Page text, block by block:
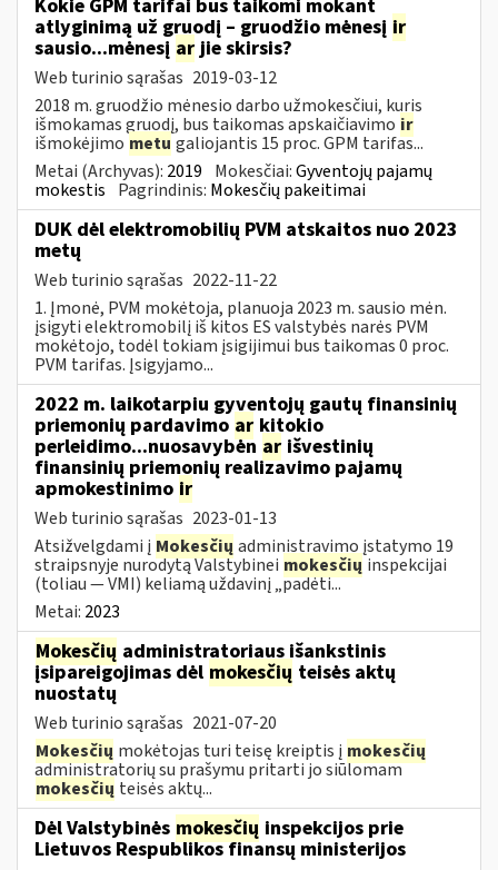
Kokie GPM tarifai bus taikomi mokant
atlyginimą už gruodį – gruodžio mėnesį ir
sausio...mėnesį arjie skirsis?
Web turinio sąrašas 2019-03-12
2018 m. gruodžio mėnesio darbo užmokesčiui, kuris
išmokamas gruodį, bus taikomas apskaičiavimo ir
išmokėjimo metu galiojantis 15 proc. GPM tarifas...
Metai (Archyvas): 2019 Mokesčiai:Gyventojų pajamų
mokestis Pagrindinis: Mokesčių pakeitimai
DUK dėl elektromobilių PVM atskaitos nuo 2023
metų
Web turinio sąrašas 2022-11-22
1. Įmonė, PVM mokėtoja, planuoja 2023 m. sausio mėn.
įsigyti elektromobilį iš kitos ES valstybės narės PVM
mokėtojo, todėl tokiam įsigijimui bus taikomas 0 proc.
PVM tarifas. Įsigyjamo...
2022 m. laikotarpiu gyventojų gautų finansinių
priemonių pardavimo ar kitokio
perleidimo...nuosavybėn ar išvestinių
finansinių priemonių realizavimo pajamų
apmokestinimo ir
Web turinio sąrašas 2023-01-13
Atsižvelgdami į Mokesčių administravimo įstatymo 19
straipsnyje nurodytą Valstybinei mokesčių inspekcijai
(toliau — VMI) keliamą uždavinį „padėti...
Metai: 2023
Mokesčių administratoriaus išankstinis
įsipareigojimas dėl mokesčių teisės aktų
nuostatų
Web turinio sąrašas 2021-07-20
Mokesčių mokėtojas turi teisę kreiptis į mokesčių
administratorių su prašymu pritarti jo siūlomam
mokesčių teisės aktų...
Dėl Valstybinės mokesčių inspekcijos prie
Lietuvos Respublikos finansų ministerijos